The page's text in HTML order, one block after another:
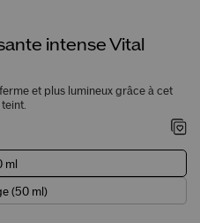
intense Vital
et plus lumineux grâce à cet
ml
(50 ml)